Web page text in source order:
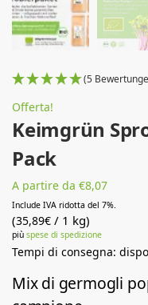
(5
Offerta!
Keimgrün
Pack
A partire da €8,07
Include IVA ridotta del 7%.
(35,89€ / 1 kg)
più spese di spedizione
Tempi di consegna:
Mix di germogli